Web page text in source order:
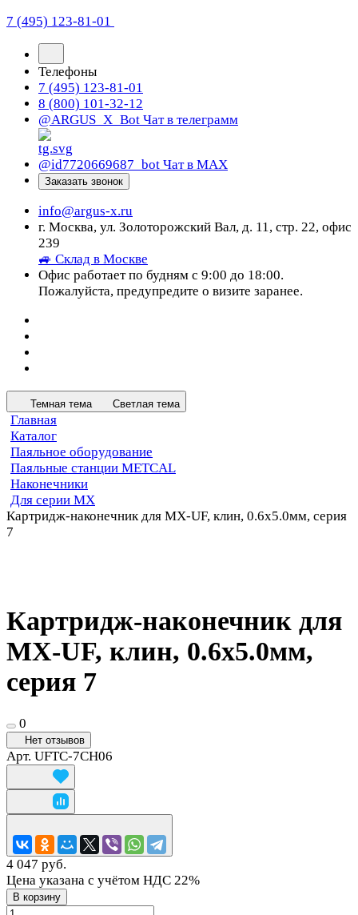
7 (495) 123-81-01
Телефоны
7 (495) 123-81-01
8 (800) 101-32-12
@ARGUS_X_Bot Чат в телеграмм
@id7720669687_bot Чат в МАХ
Заказать звонок
info@argus-x.ru
г. Москва, ул. Золоторожский Вал, д. 11, стр. 22, офис
239
🚙 Склад в Москве
Офис работает по будням с 9:00 до 18:00.
Пожалуйста, предупредите о визите заранее.
Темная тема Светлая тема
Главная
Каталог
Паяльное оборудование
Паяльные станции METCAL
Наконечники
Для серии MX
Картридж-наконечник для MX-UF, клин, 0.6х5.0мм, серия
7
Картридж-наконечник для
MX-UF, клин, 0.6х5.0мм,
серия 7
0
Нет отзывов
Арт. UFTC-7CH06
4 047 руб.
Цена указана с учётом НДС 22%
В корзину